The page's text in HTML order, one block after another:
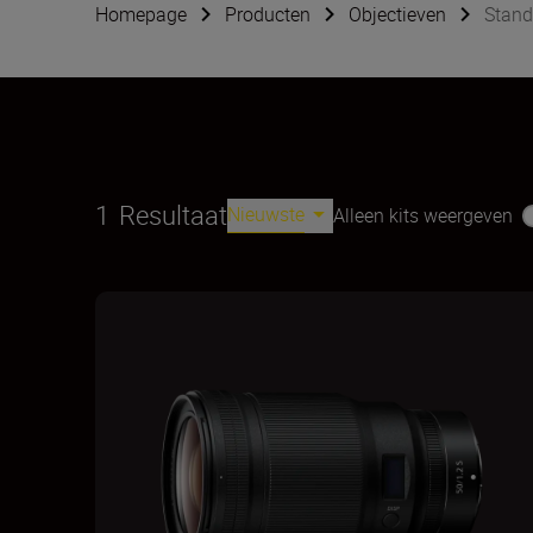
Homepage Producten Objectieven
1 ResultaatNieuwste Alleen kits weergeven